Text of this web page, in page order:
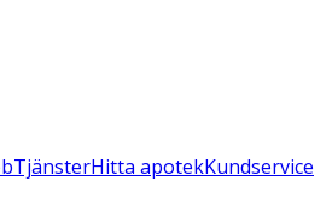
TjänsterHitta apotekKundservice